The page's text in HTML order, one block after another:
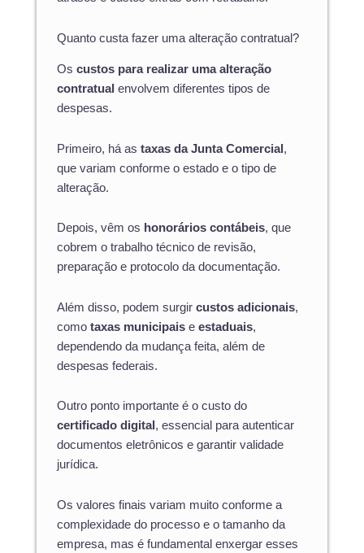
Quanto custa fazer uma alteração contratual?
Os custos para realizar uma alteração
contratual envolvem diferentes tipos de
despesas.
Primeiro, há as taxas da Junta Comercial,
que variam conforme o estado e o tipo de
alteração.
Depois, vêm os honorários contábeis, que
cobrem o trabalho técnico de revisão,
preparação e protocolo da documentação.
Além disso, podem surgir custos adicionais,
como taxas municipais e estaduais,
dependendo da mudança feita, além de
despesas federais.
Outro ponto importante é o custo do
certificado digital , essencial para autenticar
documentos eletrônicos e garantir validade
jurídica.
Os valores finais variam muito conforme a
complexidade do processo e o tamanho da
empresa, mas é fundamental enxergar esses